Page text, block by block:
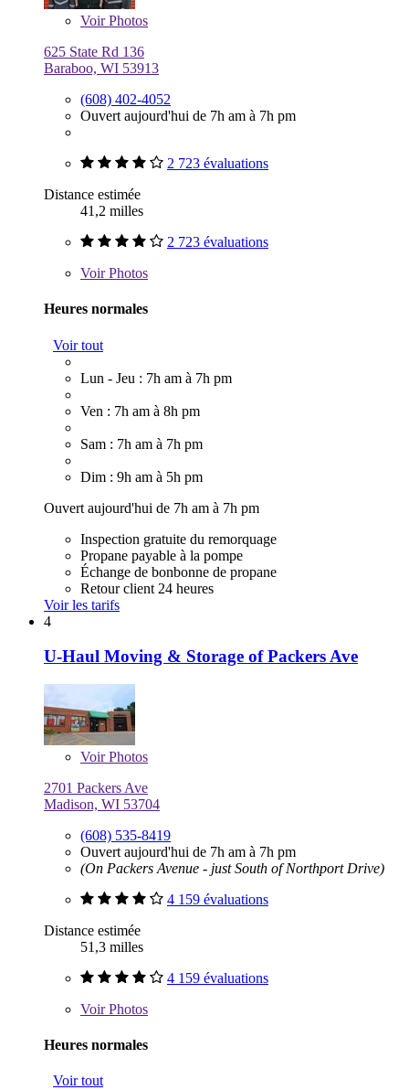
VoirPhotos
625 State Rd 136
Baraboo, WI 53913
(608) 402-4052
Ouvert aujourd'hui de 7h am à 7h pm
2 723 évaluations
Distance estimée
41,2 milles
2 723 évaluations
VoirPhotos
Heures normales
Voir tout
Lun - Jeu : 7h am à 7h pm
Ven : 7h am à 8h pm
Sam : 7h am à 7h pm
Dim : 9h am à 5h pm
Ouvert aujourd'hui de 7h am à 7h pm
Inspection gratuite du remorquage
Propane payable à la pompe
Échange de bonbonne de propane
Retour client 24 heures
Voir les tarifs
4
U-Haul Moving & Storage of Packers Ave
VoirPhotos
2701 Packers Ave
Madison, WI 53704
(608) 535-8419
Ouvert aujourd'hui de 7h am à 7h pm
(On Packers Avenue - just South of Northport Drive)
4 159 évaluations
Distance estimée
51,3 milles
4 159 évaluations
VoirPhotos
Heures normales
Voir tout